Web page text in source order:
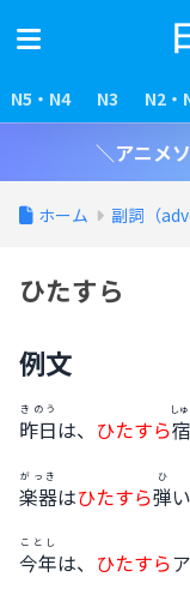
N5・N4 N3 N2・
＼アニメ
ホーム 副詞（
ひたすら
例文
昨日
きのう
は、 ひたすら
し
楽器
がっき
はひたすら弾
ひ
今年
ことし
は、 ひたすら